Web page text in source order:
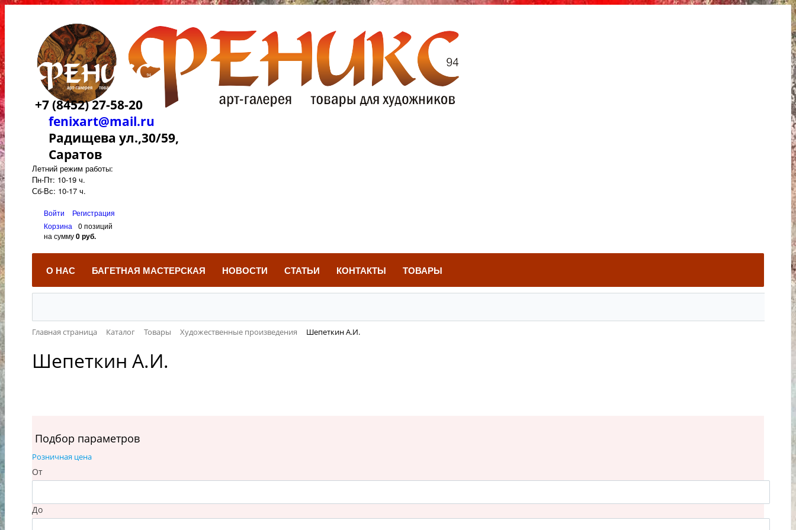
+7 (8452) 27-58-20
fenixart@mail.ru
Радищева ул.,30/59,
Саратов
Летний режим работы:
Пн-Пт: 10-19 ч.
Сб-Вс: 10-17 ч.
Войти
Регистрация
Корзина
0 позиций
на сумму0 руб.
О НАС БАГЕТНАЯ МАСТЕРСКАЯ НОВОСТИ СТАТЬИ КОНТАКТЫ ТОВАРЫ
Главная страница Каталог Товары Художественные произведения Шепеткин А.И.
Шепеткин А.И.
Подбор параметров
Розничная цена
От
До